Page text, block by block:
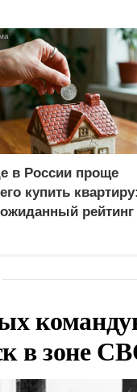
в России проще
купить квартиру:
рейтинг
в зоне